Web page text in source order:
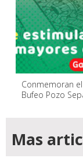
Conmemoran
Bufeo Pozo
Mas